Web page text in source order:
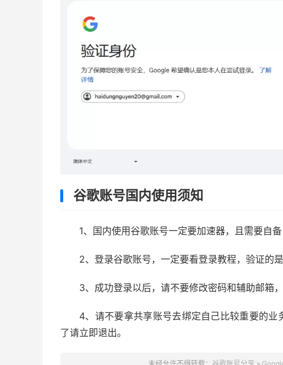
谷歌账号国内使用须知
1、国内使用谷歌账号一定要加速器，且需要自
2、登录谷歌账号，一定要看登录教程，验证的
3、成功登录以后，请不要修改密码和辅助邮箱
4、请不要拿共享账号去绑定自己比较重要的
了请立即退出。